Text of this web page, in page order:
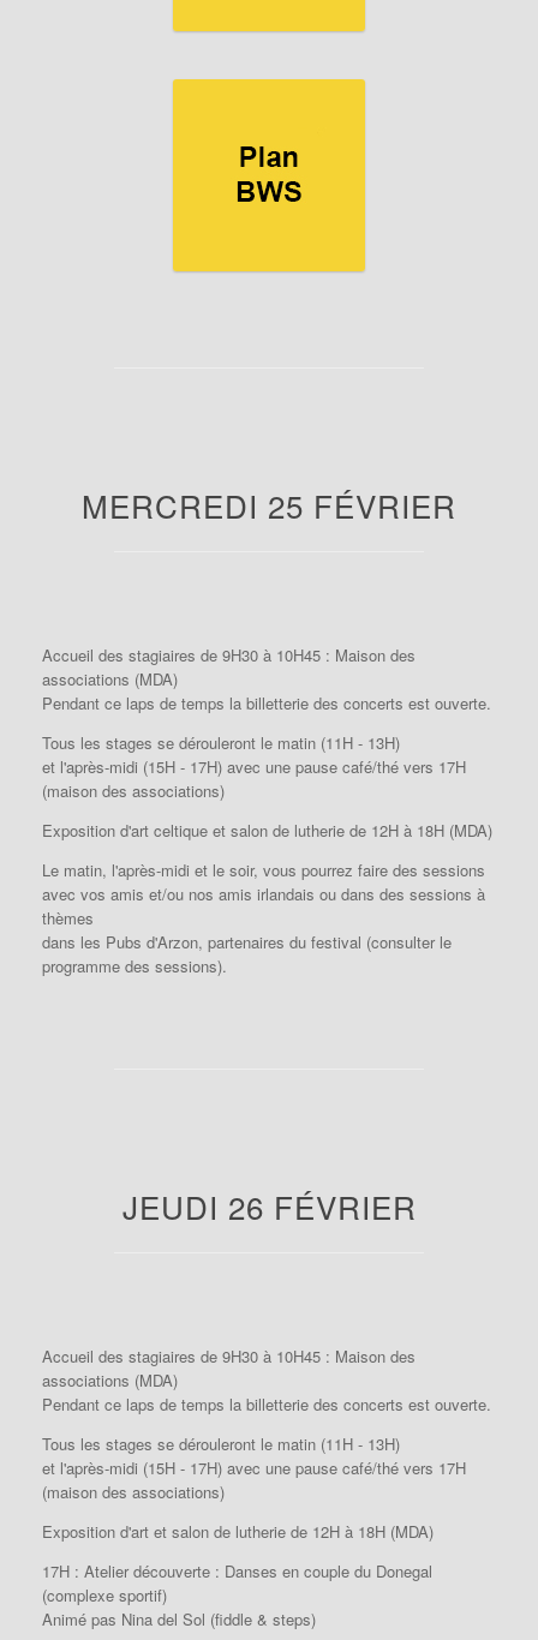
MERCREDI 25 FÉVRIER
Accueil des stagiaires de 9H30 à 10H45 : Maison des
associations (MDA)
Pendant ce laps de temps la billetterie des concerts est ouverte.
Tous les stages se dérouleront le matin (11H - 13H)
et l'après-midi (15H - 17H) avec une pause café/thé vers 17H
(maison des associations)
Exposition d'art celtique et salon de lutherie de 12H à 18H (MDA)
Le matin, l'après-midi et le soir, vous pourrez faire des sessions
avec vos amis et/ou nos amis irlandais ou dans des sessions à
thèmes
dans les Pubs d'Arzon, partenaires du festival (consulter le
programme des sessions).
JEUDI 26 FÉVRIER
Accueil des stagiaires de 9H30 à 10H45 : Maison des
associations (MDA)
Pendant ce laps de temps la billetterie des concerts est ouverte.
Tous les stages se dérouleront le matin (11H - 13H)
et l'après-midi (15H - 17H) avec une pause café/thé vers 17H
(maison des associations)
Exposition d'art et salon de lutherie de 12H à 18H (MDA)
17H : Atelier découverte : Danses en couple du Donegal
(complexe sportif)
Animé pas Nina del Sol (fiddle & steps)